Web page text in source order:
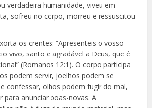
verdadeira humanidade, viveu em
sofreu no corpo, morreu e ressuscitou
os crentes: “Apresenteis o vosso
vivo, santo e agradável a Deus, que é
(Romanos 12:1). O corpo participa
podem servir, joelhos podem se
confessar, olhos podem fugir do mal,
para anunciar boas-novas. A